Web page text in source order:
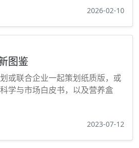
2026-02-10
图鉴
或联合企业一起策划纸质版，或
学与市场白皮书，以及营养盒
2023-07-12